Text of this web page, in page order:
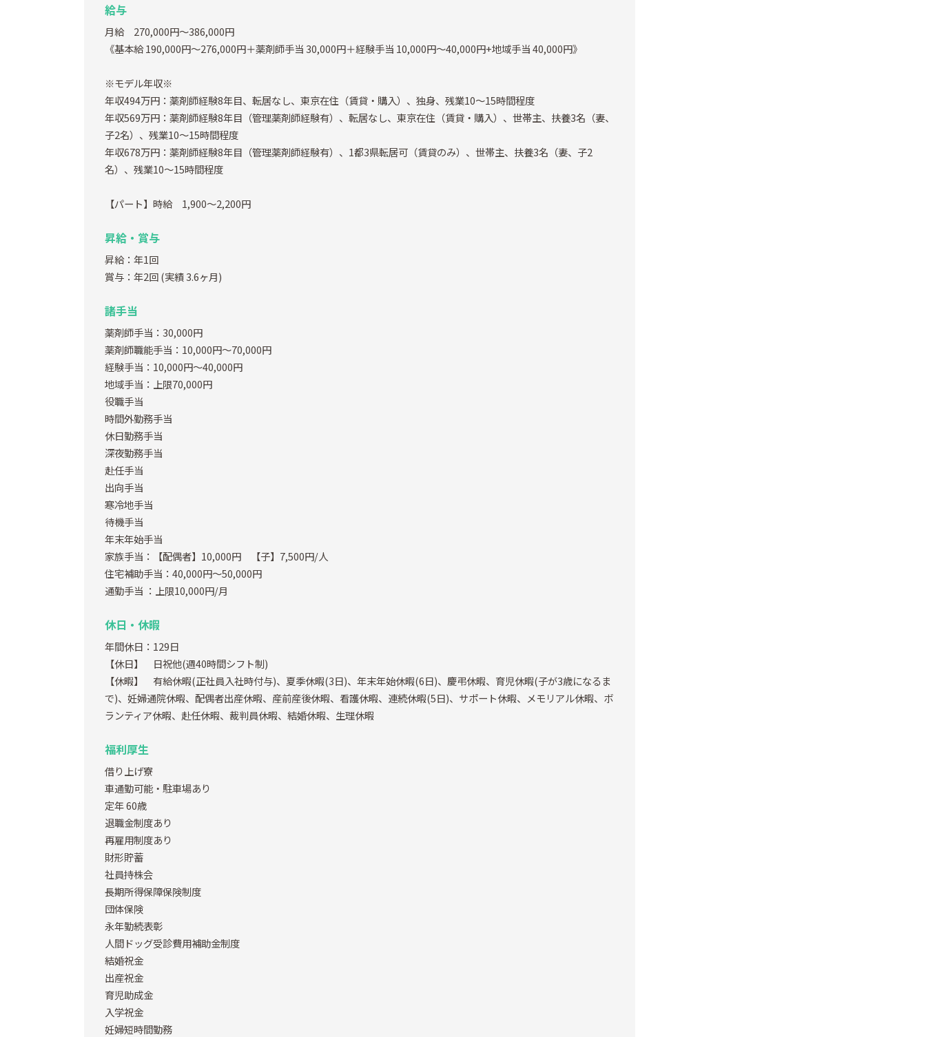
給与
月給 270,000円～386,000円
《基本給 190,000円～276,000円＋薬剤師手当 30,000円＋経験手当 10,000円～40,000円+地域手当 40,000円》
※モデル年収※
年収494万円：薬剤師経験8年目、転居なし、東京在住（賃貸・購入）、独身、残業10～15時間程度
年収569万円：薬剤師経験8年目（管理薬剤師経験有）、転居なし、東京在住（賃貸・購入）、世帯主、扶養3名（妻、
子2名）、残業10～15時間程度
年収678万円：薬剤師経験8年目（管理薬剤師経験有）、1都3県転居可（賃貸のみ）、世帯主、扶養3名（妻、子2
名）、残業10～15時間程度
【パート】時給 1,900～2,200円
昇給・賞与
昇給：年1回
賞与：年2回(実績 3.6ヶ月)
諸手当
薬剤師手当：30,000円
薬剤師職能手当：10,000円～70,000円
経験手当：10,000円～40,000円
地域手当：上限70,000円
役職手当
時間外勤務手当
休日勤務手当
深夜勤務手当
赴任手当
出向手当
寒冷地手当
待機手当
年末年始手当
家族手当：【配偶者】10,000円 【子】7,500円/人
住宅補助手当：40,000円～50,000円
通勤手当 ：上限10,000円/月
休日・休暇
年間休日：129日
【休日】 日祝他(週40時間シフト制)
【休暇】 有給休暇(正社員入社時付与)、夏季休暇(3日)、年末年始休暇(6日)、慶弔休暇、育児休暇(子が3歳になるま
で)、妊婦通院休暇、配偶者出産休暇、産前産後休暇、看護休暇、連続休暇(5日)、サポート休暇、メモリアル休暇、ボ
ランティア休暇、赴任休暇、裁判員休暇、結婚休暇、生理休暇
福利厚生
借り上げ寮
車通勤可能・駐車場あり
定年 60歳
退職金制度あり
再雇用制度あり
財形貯蓄
社員持株会
長期所得保障保険制度
団体保険
永年勤続表彰
人間ドッグ受診費用補助金制度
結婚祝金
出産祝金
育児助成金
入学祝金
妊婦短時間勤務